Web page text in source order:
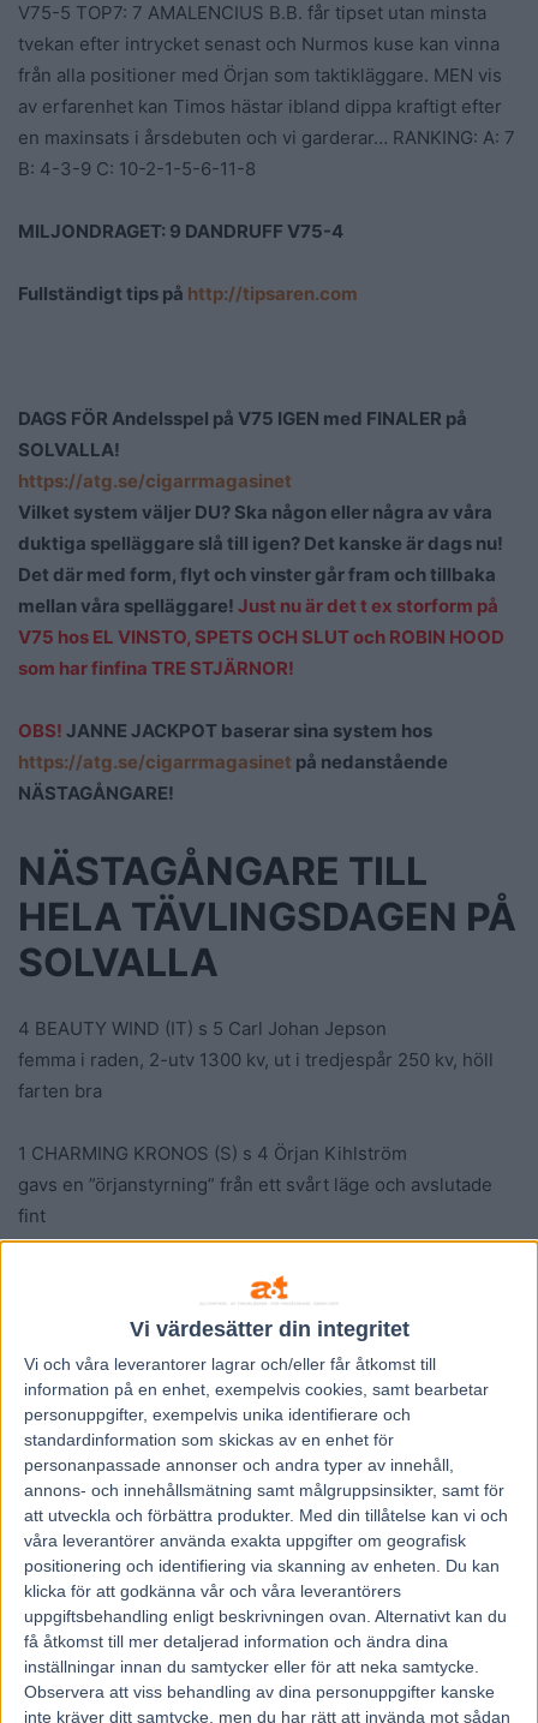
Vi värdesätter din integritet
Vi och våra leverantorer lagrar och/eller får åtkomst till
information på en enhet, exempelvis cookies, samt bearbetar
personuppgifter, exempelvis unika identifierare och
standardinformation som skickas av en enhet för
personanpassade annonser och andra typer av innehåll,
annons- och innehållsmätning samt målgruppsinsikter, samt för
att utveckla och förbättra produkter. Med din tillåtelse kan vi och
våra leverantörer använda exakta uppgifter om geografisk
positionering och identifiering via skanning av enheten. Du kan
klicka för att godkänna vår och våra leverantörers
uppgiftsbehandling enligt beskrivningen ovan. Alternativt kan du
få åtkomst till mer detaljerad information och ändra dina
inställningar innan du samtycker eller för att neka samtycke.
Observera att viss behandling av dina personuppgifter kanske
inte kräver ditt samtycke, men du har rätt att invända mot sådan
V75-5 TOP7: 7 AMALENCIUS B.B. får tipset utan minsta
tvekan efter intrycket senast och Nurmos kuse kan vinna
från alla positioner med Örjan som taktikläggare. MEN vis
av erfarenhet kan Timos hästar ibland dippa kraftigt efter
en maxinsats i årsdebuten och vi garderar… RANKING: A: 7
B: 4-3-9 C: 10-2-1-5-6-11-8
MILJONDRAGET: 9 DANDRUFF V75-4
Fullständigt tips på http://tipsaren.com
DAGS FÖR Andelsspel på V75 IGEN med FINALER på
SOLVALLA!
https://atg.se/cigarrmagasinet
Vilket system väljer DU? Ska någon eller några av våra
duktiga spelläggare slå till igen? Det kanske är dags nu!
Det där med form, flyt och vinster går fram och tillbaka
mellan våra spelläggare! Just nu är det t ex storform på
V75 hos EL VINSTO, SPETS OCH SLUT och ROBIN HOOD
som har finfina TRE STJÄRNOR!
OBS! JANNE JACKPOT baserar sina system hos
https://atg.se/cigarrmagasinet på nedanstående
NÄSTAGÅNGARE!
NÄSTAGÅNGARE TILL
HELA TÄVLINGSDAGEN PÅ
SOLVALLA
4 BEAUTY WIND (IT) s 5 Carl Johan Jepson
femma i raden, 2-utv 1300 kv, ut i tredjespår 250 kv, höll
farten bra
1 CHARMING KRONOS (S) s 4 Örjan Kihlström
gavs en ”örjanstyrning” från ett svårt läge och avslutade
fint
12 LORD TOBIN (S) h 3 Rickard Svanstedt
rygg led, 2-inv 1300 kv, 2-utv 850 kv, ut i tredjespår 250 kv,
12 BETTING REBEL (S) v 8 Rikard N Skoglund
utv led mest hela loppet, åkte dit mot en smygkörd strax
före linjen, höll bra
8 BARITONE ARTIST (S) v 7 Örjan Kihlström
led e 150 men släppte e 500, 3-inv e 700, rygg led 500 kv,
3-utv 300 kv, bra upplopp o fick chansen sent mellan
hästar, avslutade 10,8 si 700
9 DARK ROADSTER (S) v 6 Ida Riesterer
snabb ut till utv led o provade för led i första kurvan, 2-utv